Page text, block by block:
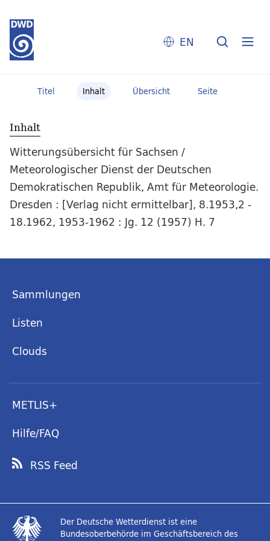
EN
Titel Inhalt Übersicht Seite
Inhalt
Witterungsübersicht für Sachsen /
Meteorologischer Dienst der Deutschen
Demokratischen Republik, Amt für Meteorologie.
Dresden : [Verlag nicht ermittelbar], 8.1953,2 -
18.1962, 1953-1962 : Jg. 12 (1957) H. 7
Sammlungen
Listen
Clouds
METLIS+
Hilfe/FAQ
RSS Feed
Der Deutsche Wetterdienst ist eine
Bundesoberbehörde im Geschäftsbereich des